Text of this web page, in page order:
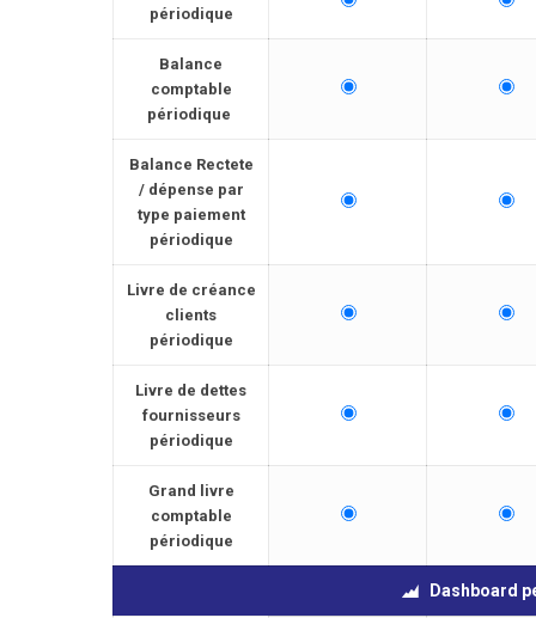
périodique
Balance
comptable
périodique
Balance Rectete
/ dépense par
type paiement
périodique
Livre de créance
clients
périodique
Livre de dettes
fournisseurs
périodique
Grand livre
comptable
périodique
Dashboard